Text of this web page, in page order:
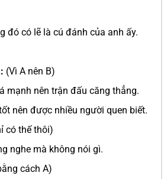
đó có lẽ là cú đánh của anh ấy.
(Vì A nên B)
mạnh nên trận đấu căng thẳng.
nên được nhiều người quen biết.
có thế thôi)
nghe mà không nói gì.
cách A)